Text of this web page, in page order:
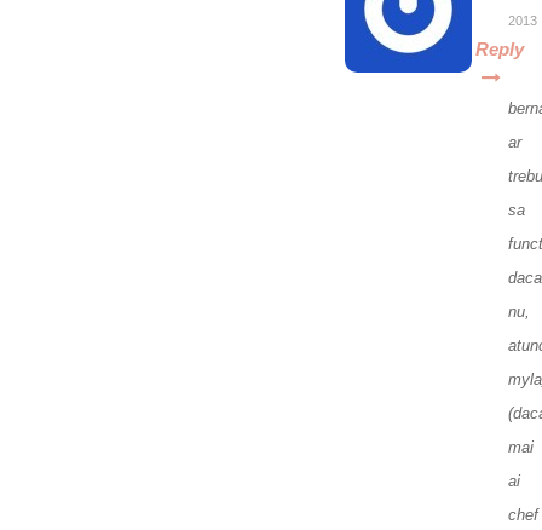
2013
Reply
ar
sa
daca
nu,
mai
ai
chef